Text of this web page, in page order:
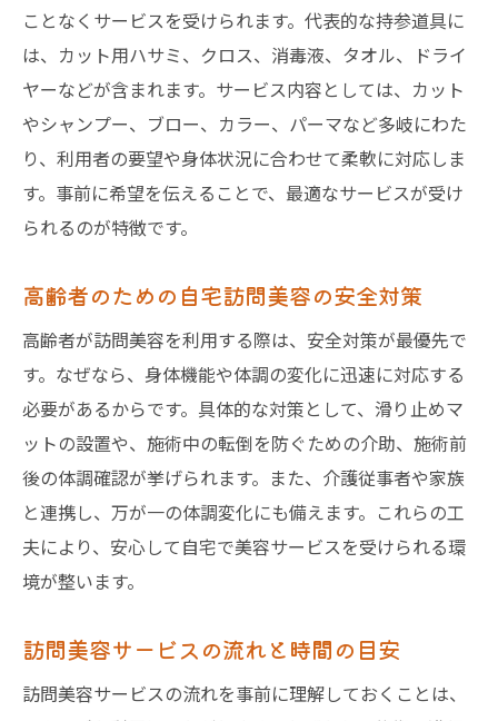
ことなくサービスを受けられます。代表的な持参道具に
は、カット用ハサミ、クロス、消毒液、タオル、ドライ
ヤーなどが含まれます。サービス内容としては、カット
やシャンプー、ブロー、カラー、パーマなど多岐にわた
り、利用者の要望や身体状況に合わせて柔軟に対応しま
す。事前に希望を伝えることで、最適なサービスが受け
られるのが特徴です。
高齢者のための自宅訪問美容の安全対策
高齢者が訪問美容を利用する際は、安全対策が最優先で
す。なぜなら、身体機能や体調の変化に迅速に対応する
必要があるからです。具体的な対策として、滑り止めマ
ットの設置や、施術中の転倒を防ぐための介助、施術前
後の体調確認が挙げられます。また、介護従事者や家族
と連携し、万が一の体調変化にも備えます。これらの工
夫により、安心して自宅で美容サービスを受けられる環
境が整います。
訪問美容サービスの流れと時間の目安
訪問美容サービスの流れを事前に理解しておくことは、